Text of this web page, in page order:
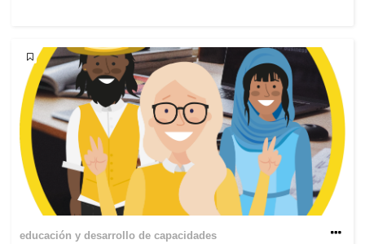
migración e integración
nutrición, salud y bienestar
liderazgo, innovación y el intercambio de
conocimientos en el sector público
transporte e infraestructuras
educación y desarrollo de capacidades